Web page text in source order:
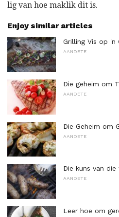
lig van hoe maklik dit is.
Enjoy similar articles
Grilling Vis op 'n
AANDETE
Die geheim om
AANDETE
Die Geheim om
AANDETE
Die kuns van
AANDETE
Leer hoe om